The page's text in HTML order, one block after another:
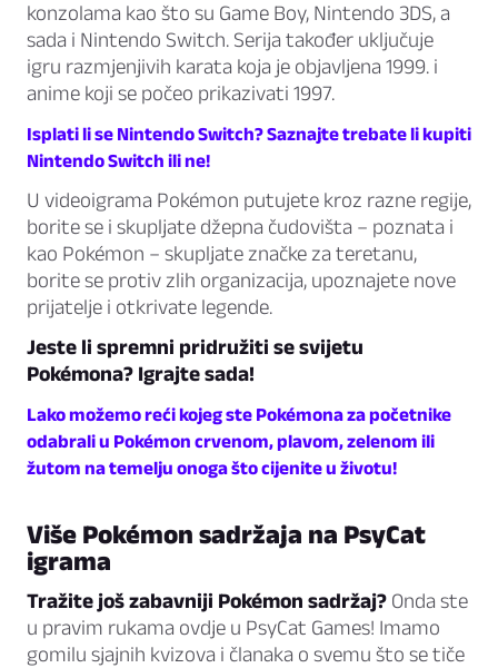
konzolama kao što su Game Boy, Nintendo 3DS, a
sada i Nintendo Switch. Serija također uključuje
igru razmjenjivih karata koja je objavljena 1999. i
anime koji se počeo prikazivati 1997.
Isplati li se Nintendo Switch? Saznajte trebate li kupiti
Nintendo Switch ili ne!
U videoigrama Pokémon putujete kroz razne regije,
borite se i skupljate džepna čudovišta – poznata i
kao Pokémon – skupljate značke za teretanu,
borite se protiv zlih organizacija, upoznajete nove
prijatelje i otkrivate legende.
Jeste li spremni pridružiti se svijetu
Pokémona? Igrajte sada!
Lako možemo reći kojeg ste Pokémona za početnike
odabrali u Pokémon crvenom, plavom, zelenom ili
žutom na temelju onoga što cijenite u životu!
Više Pokémon sadržaja na PsyCat
igrama
Tražite još zabavniji Pokémon sadržaj? Onda ste
u pravim rukama ovdje u PsyCat Games! Imamo
gomilu sjajnih kvizova i članaka o svemu što se tiče